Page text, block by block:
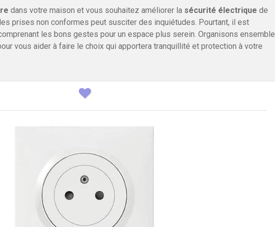
dans votre maison et vous souhaitez améliorer la sécurité électrique de
prises non conformes peut susciter des inquiétudes. Pourtant, il est
les bons gestes pour un espace plus serein. Organisons ensemble
vous aider à faire le choix qui apportera tranquillité et protection à votre